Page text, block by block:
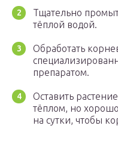
Тщательно
тёплой водой.
Обработать
препаратом.
Оставить
тёплом, но
на сутки, чтобы